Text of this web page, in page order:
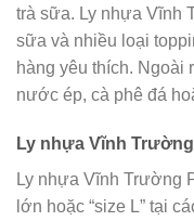
trà sữa. Ly nhựa Vĩnh
sữa và nhiều loại
hàng yêu thích. Ngoài
nước ép, cà phê đá
Ly nhựa Vĩnh Trường
Ly nhựa Vĩnh Trường
lớn hoặc “size L” tại